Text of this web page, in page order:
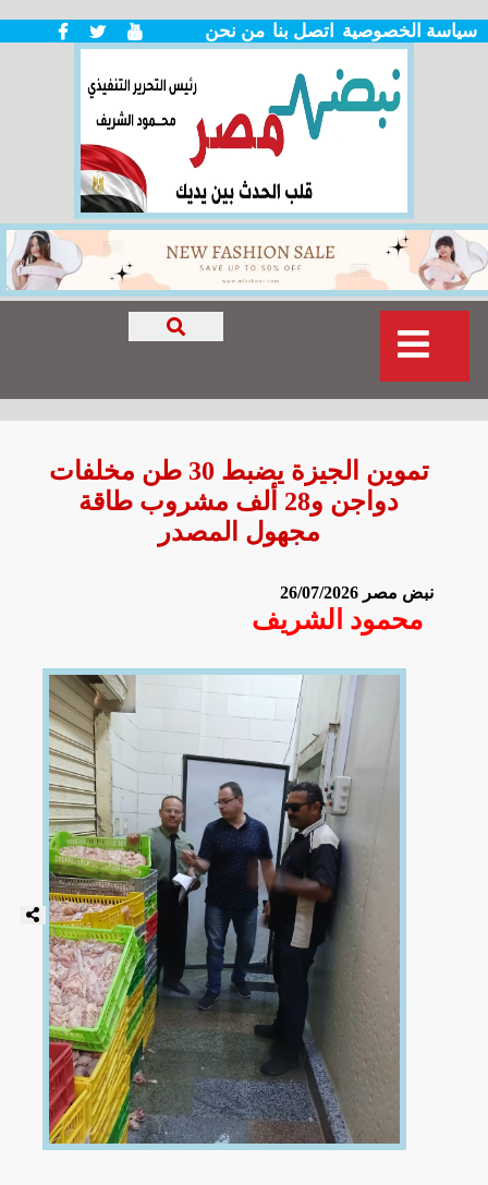
من نحن اتصل بنا سياسة الخصوصية
تموين الجيزة يضبط 30 طن مخلفات
دواجن و28 ألف مشروب طاقة
مجهول المصدر
نبض مصر 26/07/2026
محمود الشريف